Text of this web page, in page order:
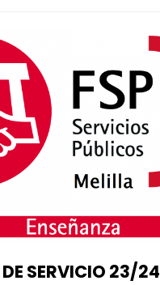
SERVICIO 23/24